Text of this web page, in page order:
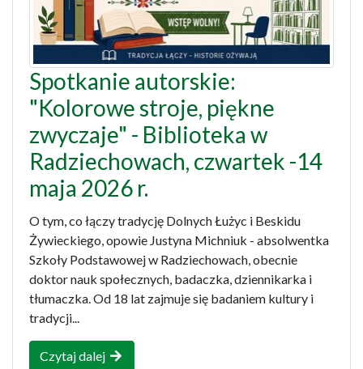
Spotkanie autorskie:
"Kolorowe stroje, piękne
zwyczaje" - Biblioteka w
Radziechowach, czwartek -14
maja 2026 r.
O tym, co łączy tradycję Dolnych Łużyc i Beskidu
Żywieckiego, opowie Justyna Michniuk - absolwentka
Szkoły Podstawowej w Radziechowach, obecnie
doktor nauk społecznych, badaczka, dziennikarka i
tłumaczka. Od 18 lat zajmuje się badaniem kultury i
tradycji...
Czytaj dalej